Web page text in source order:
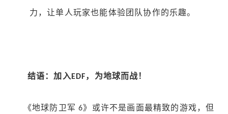
力，让单人玩家也能体验团队协作的乐趣。
结语：加入 EDF，为地球而战！
《地球防卫军 6》或许不是画面最精致的游戏，但